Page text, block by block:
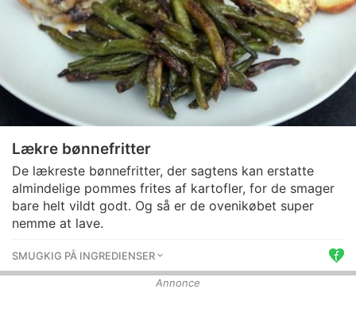
Lækre bønnefritter
De lækreste bønnefritter, der sagtens kan erstatte
almindelige pommes frites af kartofler, for de smager
bare helt vildt godt. Og så er de ovenikøbet super
nemme at lave.
SMUGKIG PÅ INGREDIENSER
Annonce